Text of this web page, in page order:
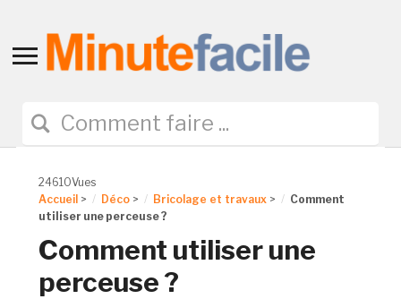
Toggle
navigation
24610Vues
Accueil > Déco > Bricolage et travaux >
Comment
utiliser une perceuse ?
Comment utiliser une
perceuse ?